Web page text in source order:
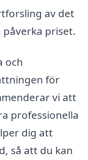
av det
påverka priset.
och
för
vi att
professionella
dig att
så att du kan